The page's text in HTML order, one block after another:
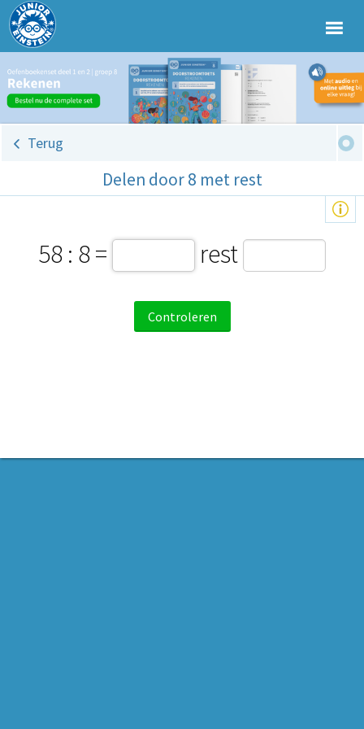
Terug
Delen door 8 met rest
58 : 8 = rest